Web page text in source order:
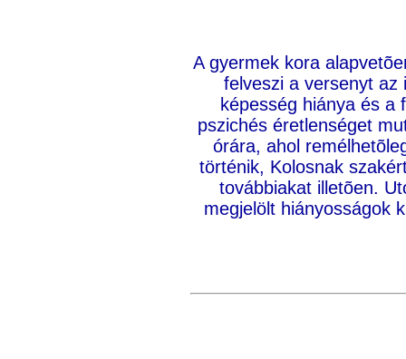
A gyermek kora
felveszi a versenyt az
képesség hiánya és a
pszichés éretlenséget
órára, ahol
történik, Kolosnak
továbbiakat illetõen.
megjelölt hiányosságok